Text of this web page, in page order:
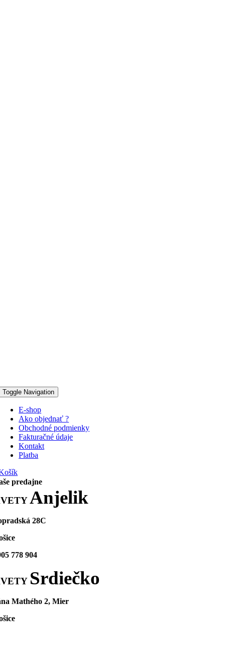
Toggle Navigation
E-shop
Ako objednať ?
Obchodné podmienky
Fakturačné údaje
Kontakt
Platba
predajne
Anjelik
28C
778 904
Srdiečko
Mathého 2, Mier